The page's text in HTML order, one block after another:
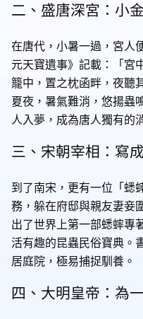
二、盛唐深宮：小
在唐代，小暑一過，宮人
元天寶遺事》記載：「宮
籠中，置之枕函畔，夜聽
夏夜，暑氣難消，悠揚蟲
人入夢，成為唐人獨有的
三、宋朝宰相：寫
到了南宋，更有一位「
務，躲在府邸與親友妻妾
出了世界上第一部蟋蟀專
活有趣的昆蟲民俗寶典。
居庭院，極易捕捉馴養。
四、大明皇帝：為